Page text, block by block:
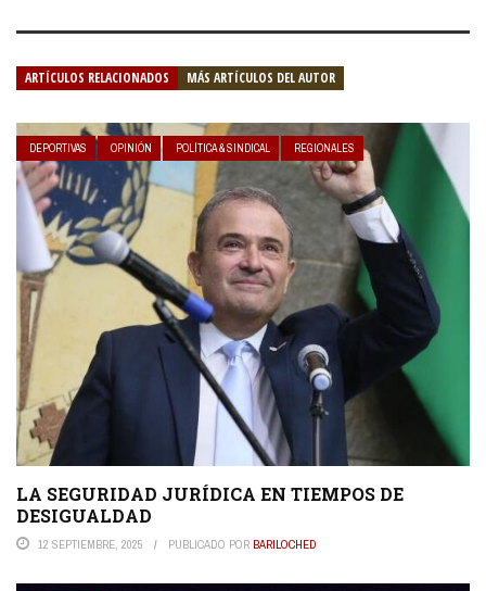
ARTÍCULOS RELACIONADOS MÁS ARTÍCULOS DEL AUTOR
DEPORTIVAS OPINIÓN POLÍTICA & SINDICAL REGIONALES
LA SEGURIDAD JURÍDICA EN TIEMPOS DE
DESIGUALDAD
12 SEPTIEMBRE, 2025 PUBLICADO POR BARILOCHED